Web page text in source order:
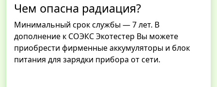
Чем опасна радиация?
Минимальный срок службы — 7 лет. В
дополнение к СОЭКС Экотестер Вы можете
приобрести фирменные аккумуляторы и блок
питания для зарядки прибора от сети.